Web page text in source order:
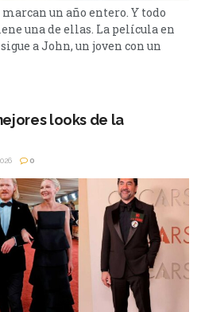
un año entero. Y todo
una de ellas. La película en
a John, un joven con un
cambia por completo cuando,
aparecer tics involuntarios y
looks de la
0